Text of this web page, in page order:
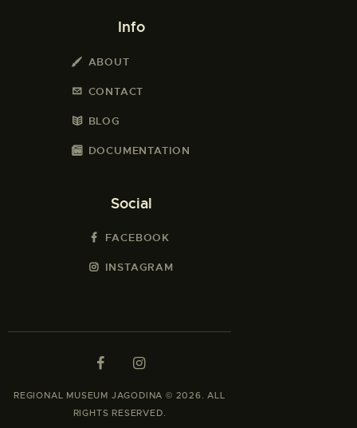
Info
ABOUT
CONTACT
BLOG
DOCUMENTATION
Social
FACEBOOK
INSTAGRAM
REGIONAL MUSEUM JAGODINA © 2026. ALL
RIGHTS RESERVED.